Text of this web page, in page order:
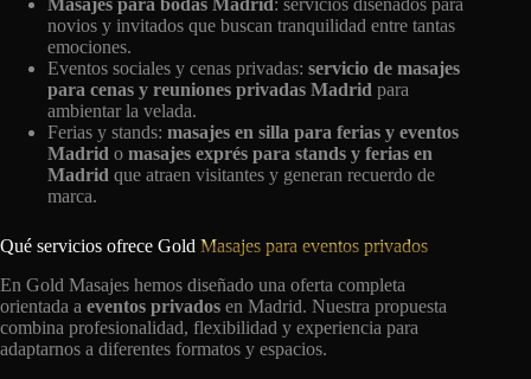
novios y invitados que buscan tranquilidad entre tantas
emociones.
Eventos sociales y cenas privadas: servicio de masajes
para cenas y reuniones privadas Madrid para
ambientar la velada.
Ferias y stands: masajes en silla para ferias y eventos
Madrid o masajes exprés para stands y ferias en
Madrid que atraen visitantes y generan recuerdo de
marca.
Qué servicios ofrece Gold Masajes para eventos privados
En Gold Masajes hemos diseñado una oferta completa
orientada a eventos privados en Madrid. Nuestra propuesta
combina profesionalidad, flexibilidad y experiencia para
adaptarnos a diferentes formatos y espacios.